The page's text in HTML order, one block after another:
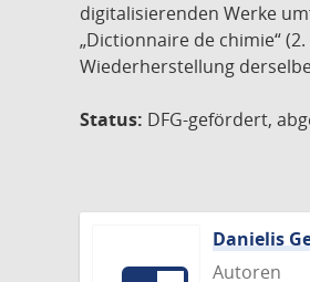
digitalisierenden Werke
„Dictionnaire de chimie“
Wiederherstellung
Status: DFG-gefördert,
Danielis
Autoren